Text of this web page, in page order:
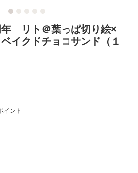
年 リト＠葉っぱ切り絵×
イクドチョコサンド（１
イント